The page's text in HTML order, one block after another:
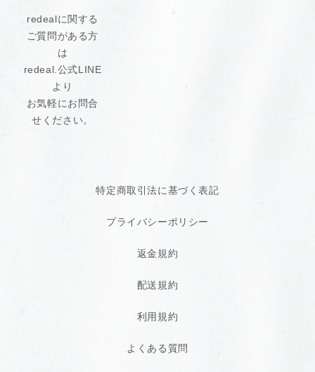
redealに関する
ご質問がある方
は
redeal.公式LINE
より
お気軽にお問合
せください。
特定商取引法に基づく表記
プライバシーポリシー
返金規約
配送規約
利用規約
よくある質問